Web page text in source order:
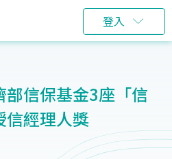
登入
信保基金3座「信
信經理人獎